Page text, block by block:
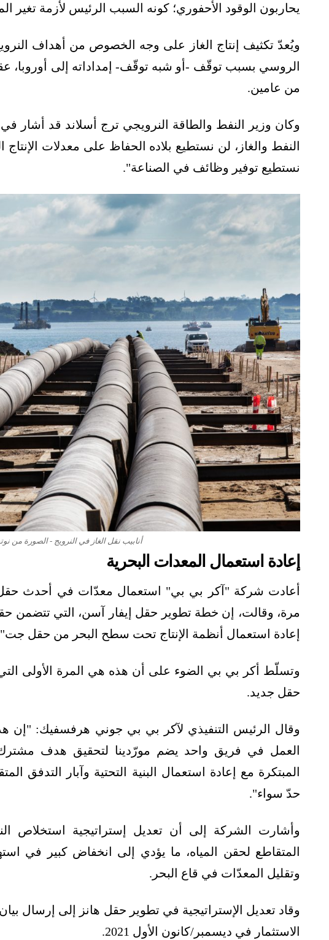
يحاربون الوقود الأحفوري؛ كونه السبب الرئيس لأزمة تغير
ويُعدّ تكثيف إنتاج الغاز على وجه الخصوص من أهداف
الروسي بسبب توقّف -أو شبه توقّف- إمداداته إلى أوروبا،
من عامين.
وكان وزير النفط والطاقة النرويجي ترج أسلاند قد
النفط والغاز، لن نستطيع بلاده الحفاظ على معدلات
نستطيع توفير وظائف في الصناعة".
أنابيب نقل الغاز في النرويج - الصورة من
إعادة استعمال المعدات البحرية
أعادت شركة "آكر بي بي" استعمال معدّات في أحدث حقل
مرة، وقالت، إن خطة تطوير حقل إيفار آسن، التي تتضمن
إعادة استعمال أنظمة الإنتاج تحت سطح البحر من حقل
وتسلّط أكر بي بي الضوء على أن هذه هي المرة الأولى التي
حقل جديد.
وقال الرئيس التنفيذي لآكر بي بي جوني هرفسفيك: "إن
العمل في فريق واحد يضم مورّدينا لتحقيق هدف
المبتكرة مع إعادة استعمال البنية التحتية وآبار التدفق
حدّ سواء".
وأشارت الشركة إلى أن تعديل إستراتيجية استخلاص
المتقاطع لحقن المياه، ما يؤدي إلى انخفاض كبير في
وتقليل المعدّات في قاع البحر.
وقاد تعديل الإستراتيجية في تطوير حقل هانز إلى إرسال
الاستثمار في ديسمبر/كانون الأول 2021.